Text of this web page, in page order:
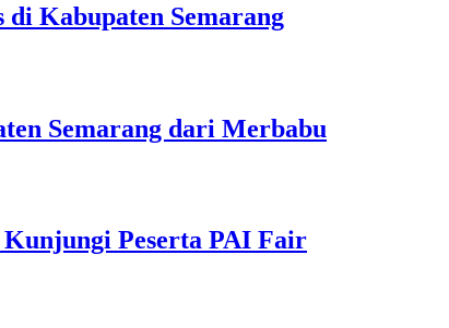
Kabupaten Semarang
Semarang dari Merbabu
Kunjungi Peserta PAI Fair